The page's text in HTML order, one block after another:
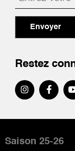
Envoyer
Restez
de
Saison 25-26